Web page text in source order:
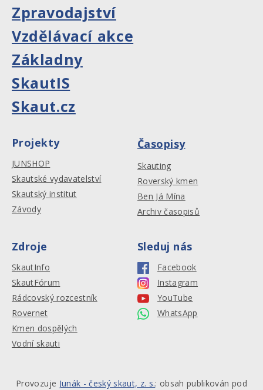
Zpravodajství
Vzdělávací akce
Základny
SkautIS
Skaut.cz
Projekty
JUNSHOP
Skautské vydavatelství
Skautský institut
Závody
Časopisy
Skauting
Roverský kmen
Ben Já Mína
Archiv časopisů
Zdroje
SkautInfo
SkautFórum
Rádcovský rozcestník
Rovernet
Kmen dospělých
Vodní skauti
Sleduj nás
Facebook
Instagram
YouTube
WhatsApp
Provozuje Junák - český skaut, z. s.: obsah publikován pod